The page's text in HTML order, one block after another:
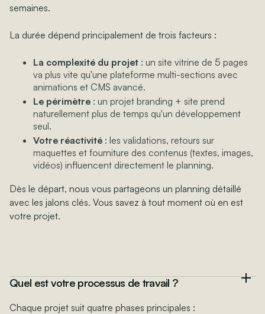
semaines.
La durée dépend principalement de trois facteurs :
La complexité du projet : un site vitrine de 5 pages
va plus vite qu'une plateforme multi-sections avec
animations et CMS avancé.
Le périmètre : un projet branding + site prend
naturellement plus de temps qu'un développement
seul.
Votre réactivité : les validations, retours sur
maquettes et fourniture des contenus (textes, images,
vidéos) influencent directement le planning.
Dès le départ, nous vous partageons un planning détaillé
avec les jalons clés. Vous savez à tout moment où en est
votre projet.
Quel est votre processus de travail ?
Chaque projet suit quatre phases principales :